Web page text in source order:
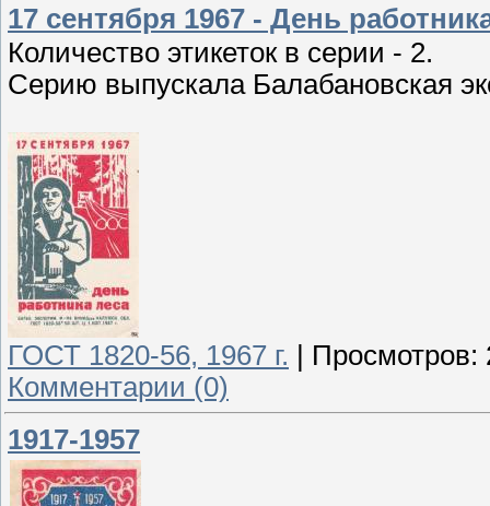
17 сентября 1967 - День
Количество этикеток в серии - 2.
Серию выпускала Балабановская
ГОСТ 1820-56, 1967 г. Просмотров:
Комментарии (0)
1917-1957